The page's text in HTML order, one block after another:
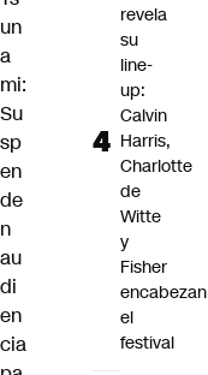
un
a
mi:
Su
sp
en
de
n
au
di
en
cia
revela
su
line-
up:
Calvin
Harris,
Charlotte
de
Witte
y
Fisher
encabezan
el
festival